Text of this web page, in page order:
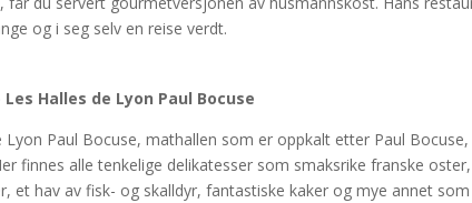
og i seg selv en reise verdt.
Halles de Lyon Paul Bocuse
Lyon Paul Bocuse, mathallen som er oppkalt etter Paul
finnes alle tenkelige delikatesser som smaksrike franske
et hav av fisk- og skalldyr, fantastiske kaker og mye annet